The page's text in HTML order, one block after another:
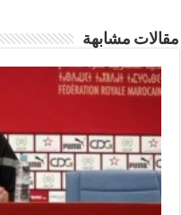
مقالات مشابهة